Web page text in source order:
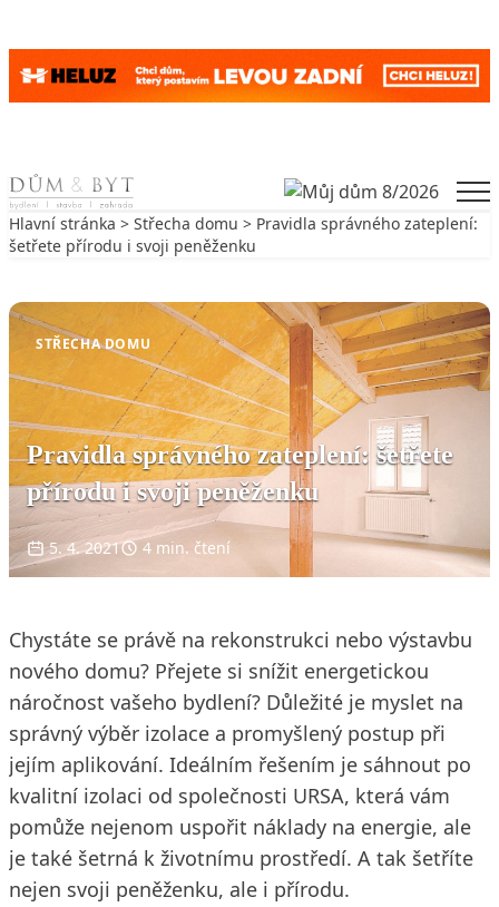
Skip to content
Hlavní stránka > Střecha domu > Pravidla správného zateplení:
šetřete přírodu i svoji peněženku
STŘECHA DOMU
Pravidla správného zateplení: šetřete
přírodu i svoji peněženku
5. 4. 2021 4 min. čtení
Chystáte se právě na rekonstrukci nebo výstavbu
nového domu? Přejete si snížit energetickou
náročnost vašeho bydlení? Důležité je myslet na
správný výběr izolace a promyšlený postup při
jejím aplikování. Ideálním řešením je sáhnout po
kvalitní izolaci od společnosti URSA, která vám
pomůže nejenom uspořit náklady na energie, ale
je také šetrná k životnímu prostředí. A tak šetříte
nejen svoji peněženku, ale i přírodu.